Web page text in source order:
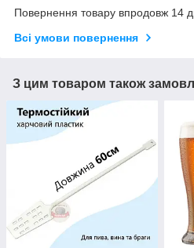
Повернення товару впродовж 14
Всі умови повернення
З цим товаром також